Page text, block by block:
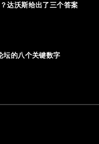
达沃斯给出了三个答案
坛的八个关键数字